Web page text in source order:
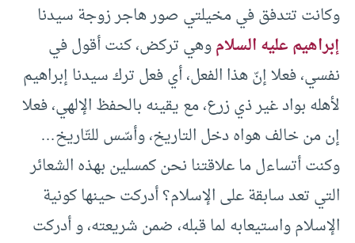
وكانت تتدفق في مخيلتي صور هاجر زوجة سيدنا
إبراهيم عليه السلاموهي تركض، كنت أقول في
نفسي، فعلا إنّ هذا الفعل، أي فعل ترك سيدنا إبراهيم
لأهله بواد غير ذي زرع، مع يقينه بالحفظ الإلهي، فعلا
إن من خالف هواه دخل التاريخ، وأسّس للتّاريخ…
وكنت أتساءل ما علاقتنا نحن كمسلين بهذه الشعائر
التي تعد سابقة على الإسلام؟ أدركت حينها كونية
الإسلام واستيعابه لما قبله، ضمن شريعته، و أدركت